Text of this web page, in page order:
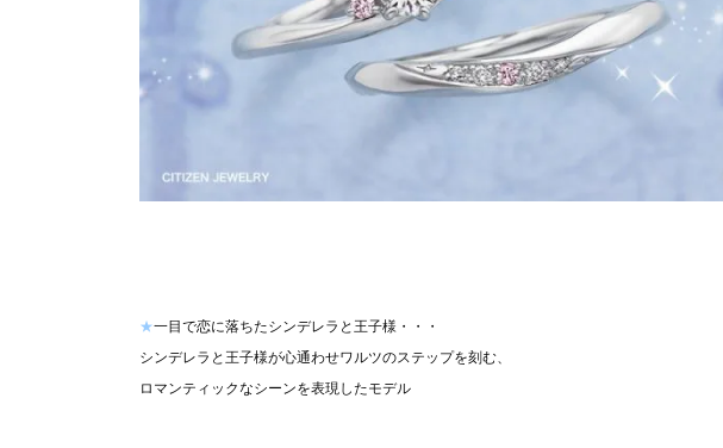
★一目で恋に落ちたシンデレラと王子様・・・
シンデレラと王子様が心通わせワルツのステップを刻む、
ロマンティックなシーンを表現したモデル